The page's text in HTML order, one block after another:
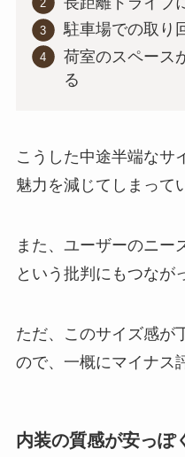
駐車場での取り
荷室のスペース
る
こうした中途半端なサ
魅力を減じてしまって
また、ユーザーのニー
という批判にもつなが
ただ、このサイズ感が
ので、一概にマイナス
内装の質感が安っぽ